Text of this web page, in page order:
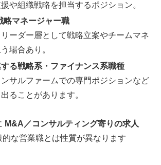
や組織戦略を担当するポジション。
略マネージャー職
ーダー層として戦略立案やチームマネ
場合あり。
る戦略系・ファイナンス系職種
サルファームでの専門ポジションなど
ることがあります。
M&A／コンサルティング寄りの求人
な営業職とは性質が異なります